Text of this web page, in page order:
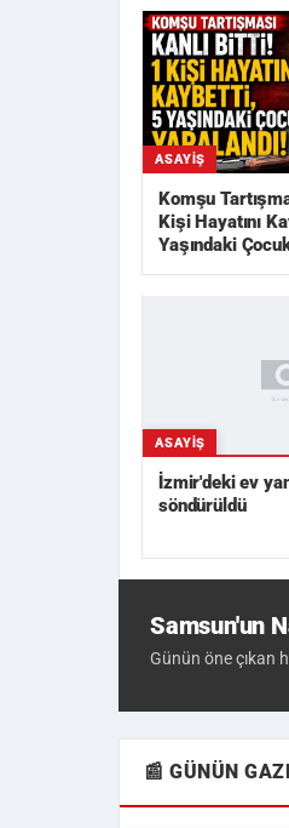
ASAYIŞ
Komşu
Kişi Hayatını
Yaşındaki
ASAYIŞ
İzmir'deki ev
söndürüldü
Samsun'un
Günün öne çıkan
📰 GÜNÜN